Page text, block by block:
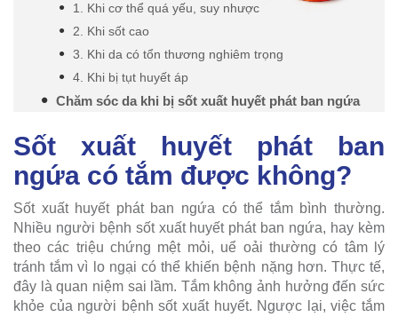
1. Khi cơ thể quá yếu, suy nhược
2. Khi sốt cao
3. Khi da có tổn thương nghiêm trọng
4. Khi bị tụt huyết áp
Chăm sóc da khi bị sốt xuất huyết phát ban ngứa
Sốt xuất huyết phát ban
ngứa có tắm được không?
Sốt xuất huyết phát ban ngứa có thể tắm bình thường.
Nhiều người bệnh sốt xuất huyết phát ban ngứa, hay kèm
theo các triệu chứng mệt mỏi, uể oải thường có tâm lý
tránh tắm vì lo ngại có thể khiến bệnh nặng hơn. Thực tế,
đây là quan niệm sai lầm. Tắm không ảnh hưởng đến sức
khỏe của người bệnh sốt xuất huyết. Ngược lại, việc tắm